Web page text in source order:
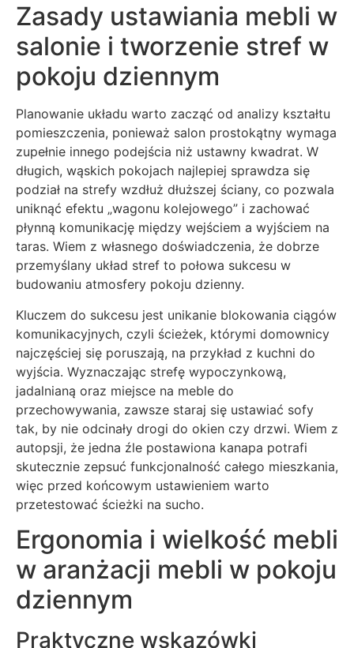
Zasady ustawiania mebli w
salonie i tworzenie stref w
pokoju dziennym
Planowanie układu warto zacząć od analizy kształtu
pomieszczenia, ponieważ salon prostokątny wymaga
zupełnie innego podejścia niż ustawny kwadrat. W
długich, wąskich pokojach najlepiej sprawdza się
podział na strefy wzdłuż dłuższej ściany, co pozwala
uniknąć efektu „wagonu kolejowego” i zachować
płynną komunikację między wejściem a wyjściem na
taras. Wiem z własnego doświadczenia, że dobrze
przemyślany układ stref to połowa sukcesu w
budowaniu atmosfery pokoju dzienny.
Kluczem do sukcesu jest unikanie blokowania ciągów
komunikacyjnych, czyli ścieżek, którymi domownicy
najczęściej się poruszają, na przykład z kuchni do
wyjścia. Wyznaczając strefę wypoczynkową,
jadalnianą oraz miejsce na meble do
przechowywania, zawsze staraj się ustawiać sofy
tak, by nie odcinały drogi do okien czy drzwi. Wiem z
autopsji, że jedna źle postawiona kanapa potrafi
skutecznie zepsuć funkcjonalność całego mieszkania,
więc przed końcowym ustawieniem warto
przetestować ścieżki na sucho.
Ergonomia i wielkość mebli
w aranżacji mebli w pokoju
dziennym
Praktyczne wskazówki